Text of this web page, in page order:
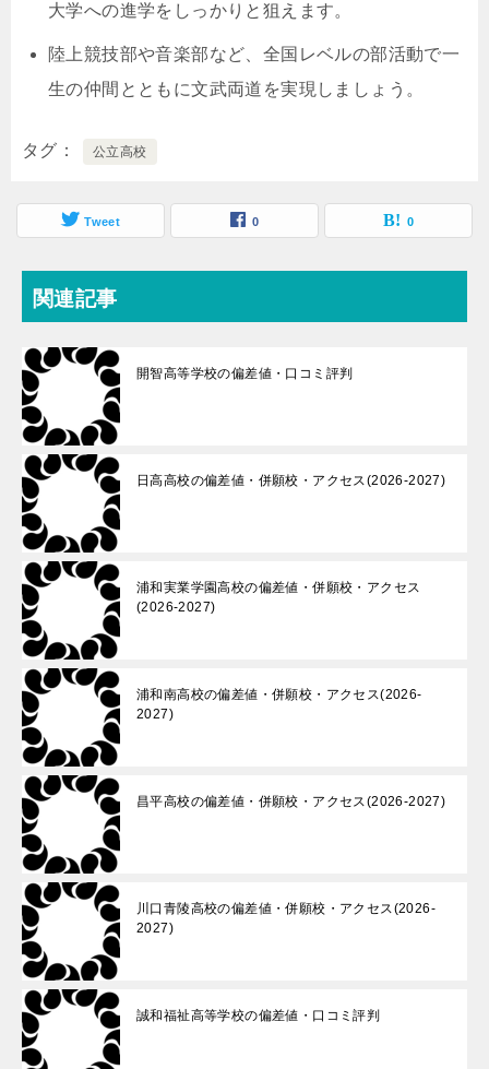
大学への進学をしっかりと狙えます。
陸上競技部や音楽部など、全国レベルの部活動で一
生の仲間とともに文武両道を実現しましょう。
タグ 公立高校
Tweet 0 0
関連記事
開智高等学校の偏差値・口コミ評判
日高高校の偏差値・併願校・アクセス(2026-2027)
浦和実業学園高校の偏差値・併願校・アクセス
(2026-2027)
浦和南高校の偏差値・併願校・アクセス(2026-
2027)
昌平高校の偏差値・併願校・アクセス(2026-2027)
川口青陵高校の偏差値・併願校・アクセス(2026-
2027)
誠和福祉高等学校の偏差値・口コミ評判